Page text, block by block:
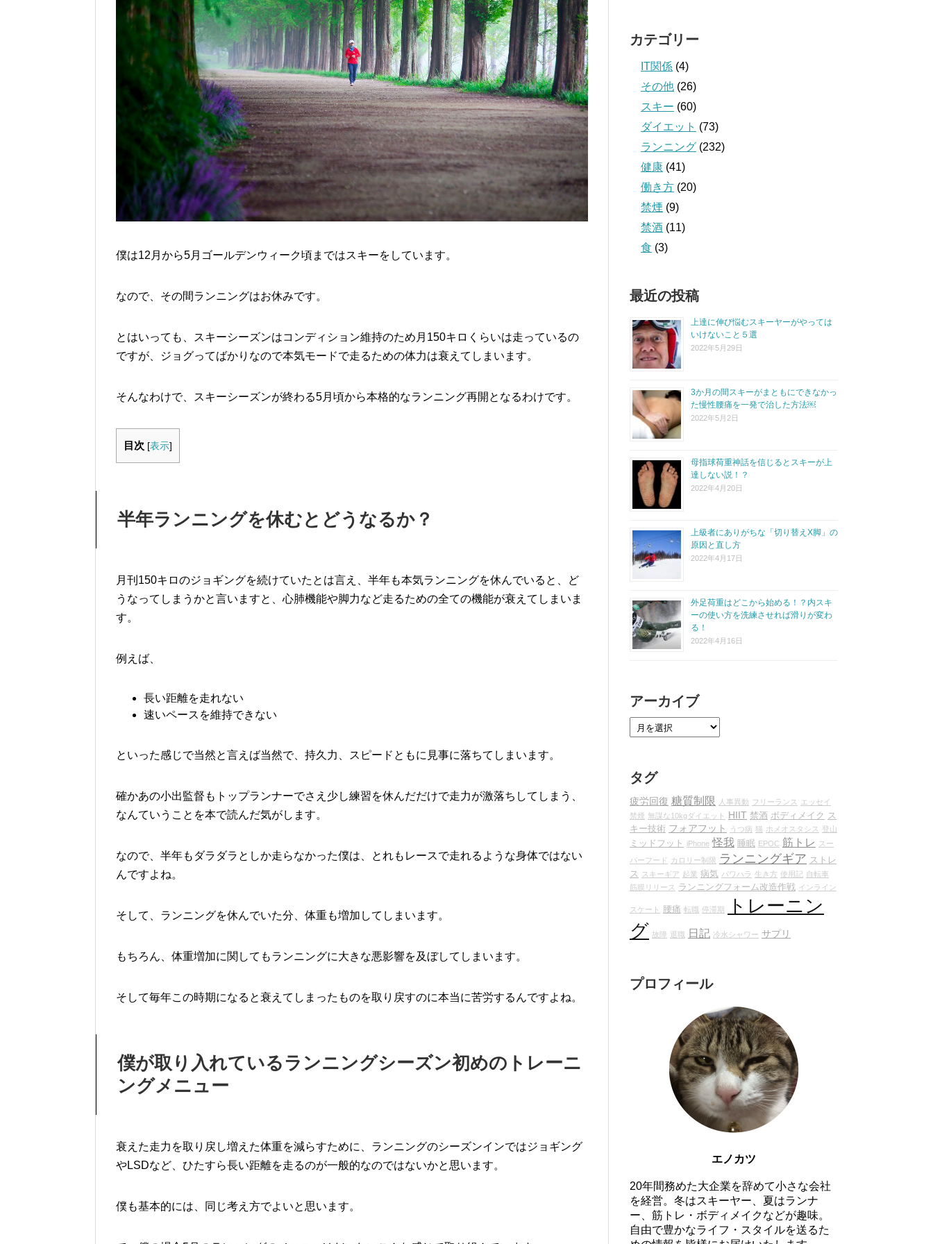
僕は12月から5月ゴールデンウィーク頃まではスキーをしています。
なので、その間ランニングはお休みです。
とはいっても、スキーシーズンはコンディション維持のため月150キロくらいは走っているの
ですが、ジョグってばかりなので本気モードで走るための体力は衰えてしまいます。
そんなわけで、スキーシーズンが終わる5月頃から本格的なランニング再開となるわけです。
目次 [表示]
半年ランニングを休むとどうなるか？
月刊150キロのジョギングを続けていたとは言え、半年も本気ランニングを休んでいると、ど
うなってしまうかと言いますと、心肺機能や脚力など走るための全ての機能が衰えてしまいま
す。
例えば、
長い距離を走れない
速いペースを維持できない
といった感じで当然と言えば当然で、持久力、スピードともに見事に落ちてしまいます。
確かあの小出監督もトップランナーでさえ少し練習を休んだだけで走力が激落ちしてしまう、
なんていうことを本で読んだ気がします。
なので、半年もダラダラとしか走らなかった僕は、とれもレースで走れるような身体ではない
んですよね。
そして、ランニングを休んでいた分、体重も増加してしまいます。
もちろん、体重増加に関してもランニングに大きな悪影響を及ぼしてしまいます。
そして毎年この時期になると衰えてしまったものを取り戻すのに本当に苦労するんですよね。
僕が取り入れているランニングシーズン初めのトレーニ
ングメニュー
衰えた走力を取り戻し増えた体重を減らすために、ランニングのシーズンインではジョギング
やLSDなど、ひたすら長い距離を走るのが一般的なのではないかと思います。
僕も基本的には、同じ考え方でよいと思います。
カテゴリー
IT関係 (4)
その他 (26)
スキー (60)
ダイエット (73)
ランニング (232)
健康 (41)
働き方 (20)
禁煙 (9)
禁酒 (11)
食 (3)
最近の投稿
上達に伸び悩むスキーヤーがやっては
いけないこと５選
2022年5月29日
3か月の間スキーがまともにできなかっ
た慢性腰痛を一発で治した方法￼
2022年5月2日
母指球荷重神話を信じるとスキーが上
達しない説！？
2022年4月20日
上級者にありがちな「切り替えX脚」の
原因と直し方
2022年4月17日
外足荷重はどこから始める！？内スキ
ーの使い方を洗練させれば滑りが変わ
る！
2022年4月16日
アーカイブ
タグ
疲労回復 糖質制限 人事異動 フリーランス
エッセイ
禁煙 無謀な10kgダイエット HIIT 禁酒 ボディメイク ス
キー技術 フォアフット うつ病 猫 ホメオスタシス 登山
ミッドフット iPhone 怪我 睡眠 EPOC 筋トレ
スー
パーフード
カロリー制限 ランニングギア ストレ
ス
スキーギア 起業 病気 パワハラ 生き方 使用記 自転車
筋膜リリース ランニングフォーム改造作戦 インライン
スケート 腰痛 転職 停滞期
トレーニン
グ 故障 退職 日記 冷水シャワー サプリ
プロフィール
エノカツ
20年間務めた大企業を辞めて小さな会社
を経営。冬はスキーヤー、夏はランナ
ー、筋トレ・ボディメイクなどが趣味。
自由で豊かなライフ・スタイルを送るた